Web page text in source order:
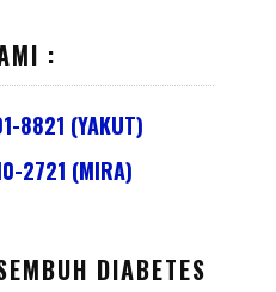
:
8821 (YAKUT)
2721 (MIRA)
DIABETES